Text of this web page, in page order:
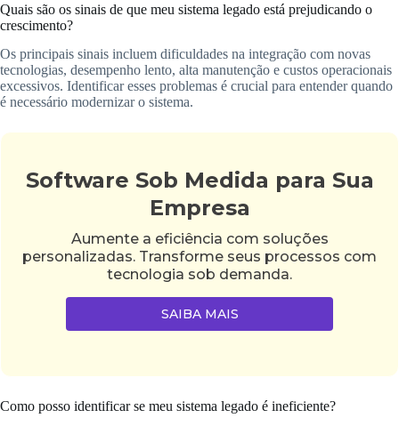
Quais são os sinais de que meu sistema legado está prejudicando o
crescimento?
Os principais sinais incluem dificuldades na integração com novas
tecnologias, desempenho lento, alta manutenção e custos operacionais
excessivos. Identificar esses problemas é crucial para entender quando
é necessário modernizar o sistema.
Software Sob Medida para Sua
Empresa
Aumente a eficiência com soluções
personalizadas. Transforme seus processos com
tecnologia sob demanda.
SAIBA MAIS
Como posso identificar se meu sistema legado é ineficiente?